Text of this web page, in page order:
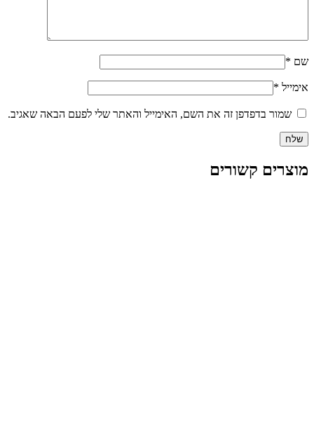
שם *
אימייל *
שמור בדפדפן זה את השם, האימייל והאתר שלי לפעם הבאה שאגיב.
מוצרים קשורים